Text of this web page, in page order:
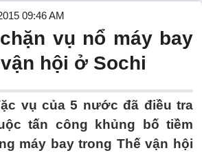
09:46 AM
vụ nổ máy bay
hội ở Sochi
vụ của 5 nước đã điều tra
tấn công khủng bố tiềm
máy bay trong Thế vận hội